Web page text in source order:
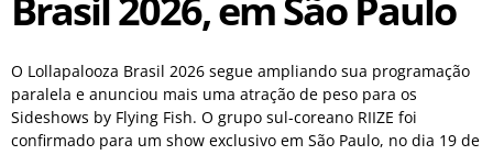
O Lollapalooza Brasil 2026 segue ampliando sua programação
paralela e anunciou mais uma atração de peso para os
Sideshows by Flying Fish. O grupo sul-coreano RIIZE foi
confirmado para um show exclusivo em São Paulo, no dia 19 de